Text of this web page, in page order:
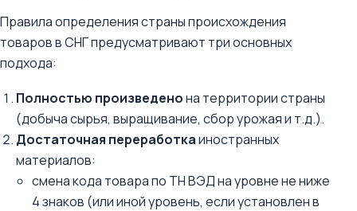
Правила определения страны происхождения
товаров в СНГ предусматривают три основных
подхода:
Полностью произведенона территории страны
(добыча сырья, выращивание, сбор урожая и т.д.).
Достаточная переработкаиностранных
материалов:
смена кода товара по ТН ВЭД на уровне не ниже
4 знаков (или иной уровень, если установлен в